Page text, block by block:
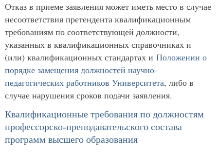
Отказ в приеме заявления может иметь место в случае
несоответствия претендента квалификационным
требованиям по соответствующей должности,
указанных в квалификационных справочниках и
(или) квалификационных стандартах и Положении о
порядке замещения должностей научно-
педагогических работников Университета, либо в
случае нарушения сроков подачи заявления.
Квалификационные требования по должностям
профессорско-преподавательского состава
программ высшего образования